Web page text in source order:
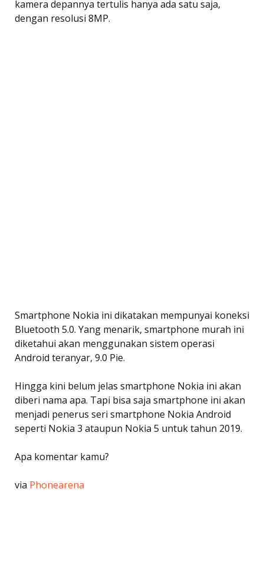
kamera depannya tertulis hanya ada satu saja,
dengan resolusi 8MP.
Smartphone Nokia ini dikatakan mempunyai koneksi
Bluetooth 5.0. Yang menarik, smartphone murah ini
diketahui akan menggunakan sistem operasi
Android teranyar, 9.0 Pie.
Hingga kini belum jelas smartphone Nokia ini akan
diberi nama apa. Tapi bisa saja smartphone ini akan
menjadi penerus seri smartphone Nokia Android
seperti Nokia 3 ataupun Nokia 5 untuk tahun 2019.
Apa komentar kamu?
via Phonearena